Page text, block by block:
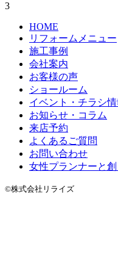
3
HOME
リフォームメニュー
施工事例
会社案内
お客様の声
ショールーム
イベント・チラシ情
お知らせ・コラム
来店予約
よくあるご質問
お問い合わせ
女性プランナーと
©株式会社リライズ